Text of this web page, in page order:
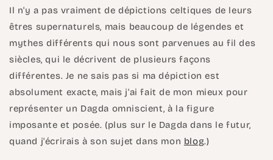
Il n'y a pas vraiment de dépictions celtiques de leurs
êtres supernaturels, mais beaucoup de légendes et
mythes différents qui nous sont parvenues au fil des
siècles, qui le décrivent de plusieurs façons
différentes. Je ne sais pas si ma dépiction est
absolument exacte, mais j'ai fait de mon mieux pour
représenter un Dagda omniscient, à la figure
imposante et posée. (plus sur le Dagda dans le futur,
quand j'écrirais à son sujet dans mon blog.)